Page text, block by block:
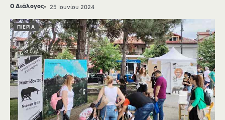
Ο Διάλογος 25 Ιουνίου 2024
ΠΙΕΡΙΑ